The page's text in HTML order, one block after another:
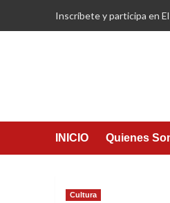
Inscríbete y participa en
INICIO Quienes
Cultura